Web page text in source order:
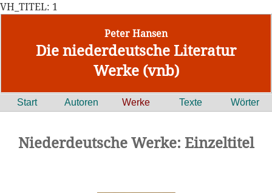
VH_TITEL: 1
Peter Hansen
Die niederdeutsche Literatur
Werke (vnb)
Start Autoren Werke Texte Wörter
Niederdeutsche Werke: Einzeltitel